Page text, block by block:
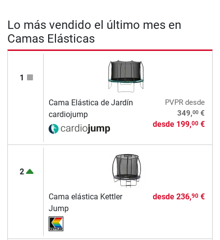
Lo más vendido el último mes en
Camas Elásticas
1
Cama Elástica de Jardín
cardiojump
PVPRdesde
349,00€
desde 199,00€
2
Cama elástica Kettler
Jump
desde 236,90€